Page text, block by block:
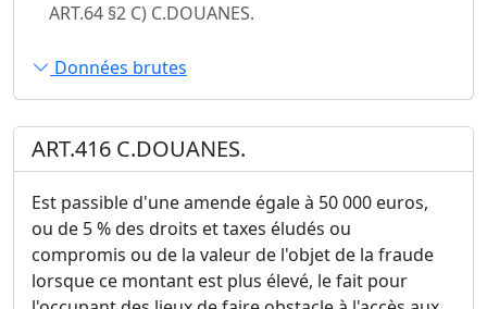
ART.64 §2 C) C.DOUANES.
Données brutes
ART.416 C.DOUANES.
Est passible d'une amende égale à 50 000 euros,
ou de 5 % des droits et taxes éludés ou
compromis ou de la valeur de l'objet de la fraude
lorsque ce montant est plus élevé, le fait pour